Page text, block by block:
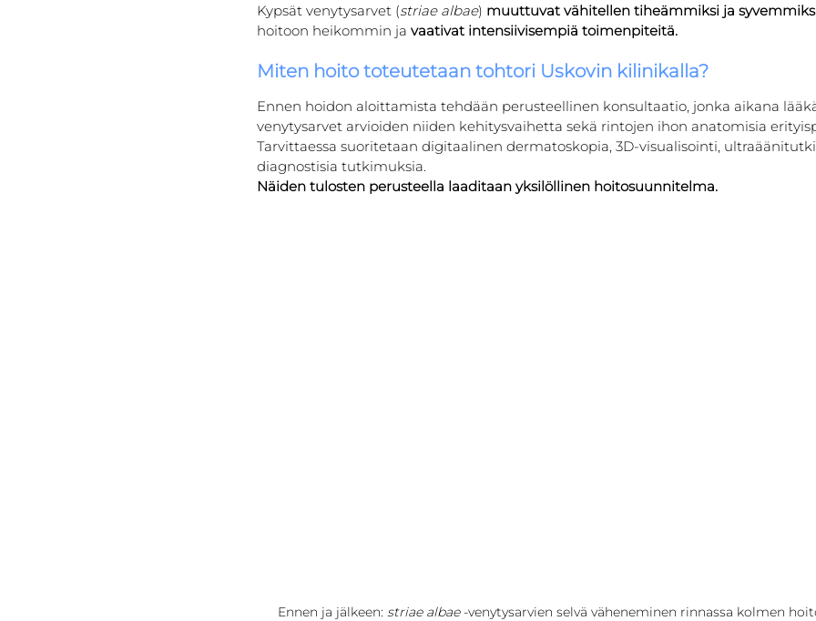
Kypsät venytysarvet (striae albae) muuttuvat vähitellen tiheämmiksi ja
hoitoon heikommin ja vaativat intensiivisempiä toimenpiteitä.
Miten hoito toteutetaan tohtori Uskovin kilinikalla?
Ennen hoidon aloittamista tehdään perusteellinen konsultaatio, jonka aikana
venytysarvet arvioiden niiden kehitysvaihetta sekä rintojen ihon anatomisia
Tarvittaessa suoritetaan digitaalinen dermatoskopia, 3D-visualisointi,
diagnostisia tutkimuksia.
Näiden tulosten perusteella laaditaan yksilöllinen hoitosuunnitelma.
Ennen ja jälkeen: striae albae -venytysarvien selvä väheneminen rinnassa kolmen